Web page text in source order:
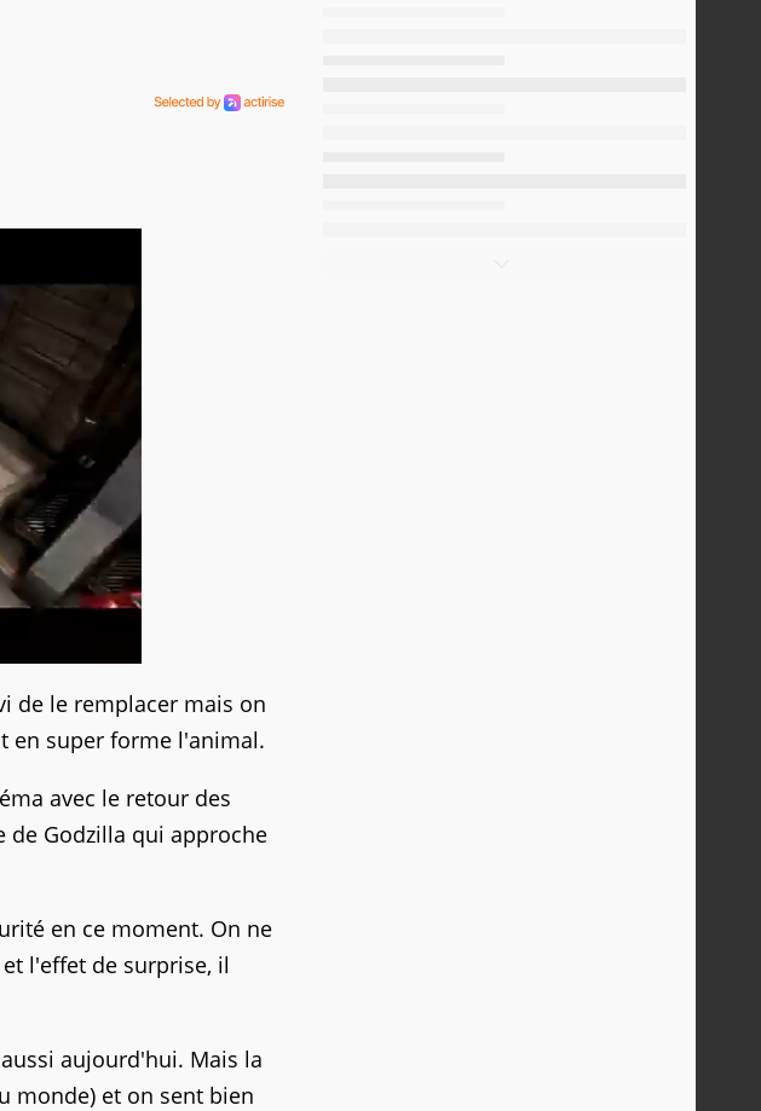
de le remplacer mais on
en super forme l'animal.
avec le retour des
de Godzilla qui approche
en ce moment. On ne
l'effet de surprise, il
aujourd'hui. Mais la
monde) et on sent bien